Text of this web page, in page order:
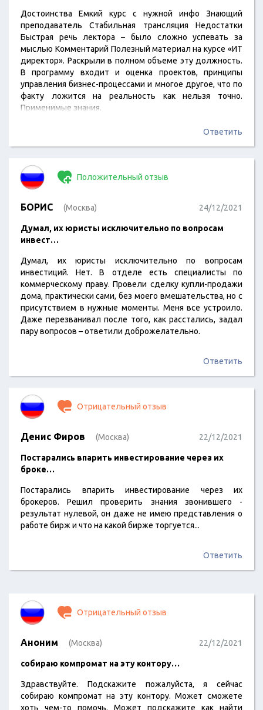
Достоинства Емкий курс с нужной инфо Знающий
преподаватель Стабильная трансляция Недостатки
Быстрая речь лектора – было сложно успевать за
мыслью Комментарий Полезный материал на курсе «ИТ
директор». Раскрыли в полном объеме эту должность.
В программу входит и оценка проектов, принципы
управления бизнес-процессами и многое другое, что по
факту ложится на реальность как нельзя точно.
Применимые знания.
Ответить
Положительный отзыв
БОРИС (Москва) 24/12/2021
Думал, их юристы исключительно по вопросам
инвест…
Думал, их юристы исключительно по вопросам
инвестиций. Нет. В отделе есть специалисты по
коммерческому праву. Провели сделку купли-продажи
дома, практически сами, без моего вмешательства, но с
присутствием в нужные моменты. Меня все устроило.
Даже перезванивал после того, как расстались, задал
пару вопросов – ответили доброжелательно.
Ответить
Отрицательный отзыв
Денис Фиров (Москва) 22/12/2021
Постарались впарить инвестирование через их
броке…
Постарались впарить инвестирование через их
брокеров. Решил проверить знания звонившего -
результат нулевой, он даже не имею представления о
работе бирж и что на какой бирже торгуется...
Ответить
Отрицательный отзыв
Аноним (Москва) 22/12/2021
собираю компромат на эту контору…
Здравствуйте. Подскажите пожалуйста, я сейчас
собираю компромат на эту контору. Может сможете
хоть чем-то помочь. Может подскажите как найти